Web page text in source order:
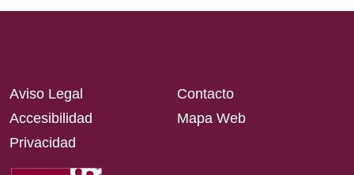
Aviso Legal
Accesibilidad
Privacidad
Contacto
Mapa Web